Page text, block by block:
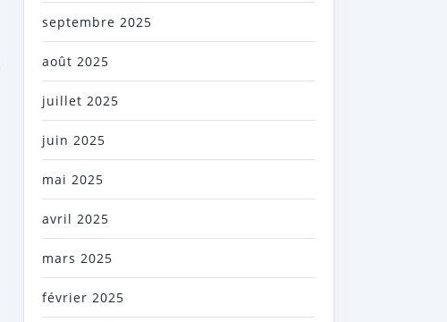
septembre 2025
août 2025
juillet 2025
juin 2025
mai 2025
avril 2025
mars 2025
février 2025